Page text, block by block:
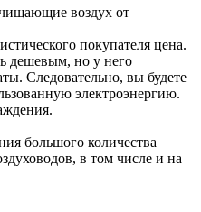
воздух от
покупателя цена.
дешевым, но у него
Следовательно, вы будете
электроэнергию.
большого количества
в том числе и на